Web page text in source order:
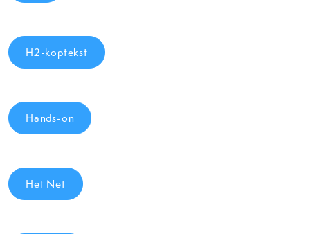
H2-koptekst
Hands-on
Het Net